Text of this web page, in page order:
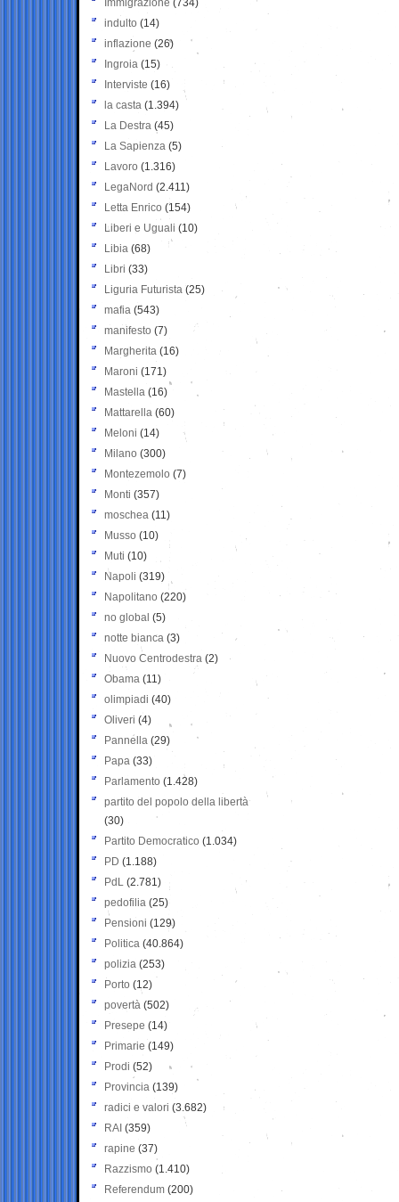
Immigrazione (734)
indulto (14)
inflazione (26)
Ingroia (15)
Interviste (16)
la casta (1.394)
La Destra (45)
La Sapienza (5)
Lavoro (1.316)
LegaNord (2.411)
Letta Enrico (154)
Liberi e Uguali (10)
Libia (68)
Libri (33)
Liguria Futurista (25)
mafia (543)
manifesto (7)
Margherita (16)
Maroni (171)
Mastella (16)
Mattarella (60)
Meloni (14)
Milano (300)
Montezemolo (7)
Monti (357)
moschea (11)
Musso (10)
Muti (10)
Napoli (319)
Napolitano (220)
no global (5)
notte bianca (3)
Nuovo Centrodestra (2)
Obama (11)
olimpiadi (40)
Oliveri (4)
Pannella (29)
Papa (33)
Parlamento (1.428)
partito del popolo della libertà
(30)
Partito Democratico (1.034)
PD (1.188)
PdL (2.781)
pedofilia (25)
Pensioni (129)
Politica (40.864)
polizia (253)
Porto (12)
povertà (502)
Presepe (14)
Primarie (149)
Prodi (52)
Provincia (139)
radici e valori (3.682)
RAI (359)
rapine (37)
Razzismo (1.410)
Referendum (200)